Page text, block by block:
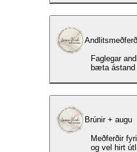
Faglegar
bæta ástand
Brúnir + augu
Meðferðir
og vel hirt